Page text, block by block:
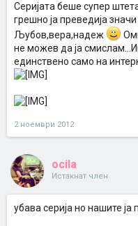
Серијата беше супер
грешно ја преведија
Љубов,вера,надеж
не можев да ја
единствено само на
2 ноември 2012
ocila
Истакнат член
убава серија но нашите ја